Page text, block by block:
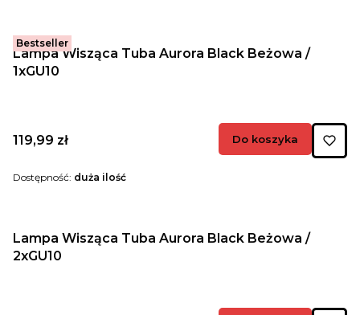
Bestseller
Lampa Wisząca Tuba Aurora Black Beżowa /
1xGU10
Cena
119,99 zł Do koszyka
Dostępność: duża ilość
Lampa Wisząca Tuba Aurora Black Beżowa /
2xGU10